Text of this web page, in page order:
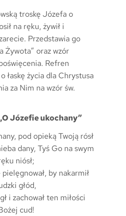
troskę Józefa o
na ręku, żywił i
Przedstawia go
Żywota” oraz wzór
Refren
łaskę życia dla Chrystusa
za Nim na wzór św.
Józefie ukochany”
pod opieką Twoją rósł
dany, Tyś Go na swym
niósł;
by nakarmił
głód,
i zachował ten miłości
cud!